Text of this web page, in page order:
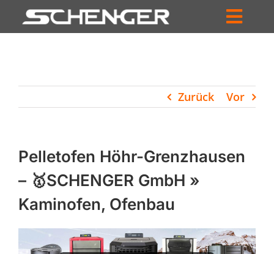
Inhalt
HÄNDLERSUCHE
UNTERNEHMEN
PROFIL
WARENKORB
Zurück Vor
Pelletofen Höhr-Grenzhausen
– 🥇SCHENGER GmbH »
Kaminofen, Ofenbau